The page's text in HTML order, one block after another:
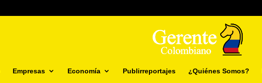
Empresas Economía Publirreportajes ¿Quiénes Somos?